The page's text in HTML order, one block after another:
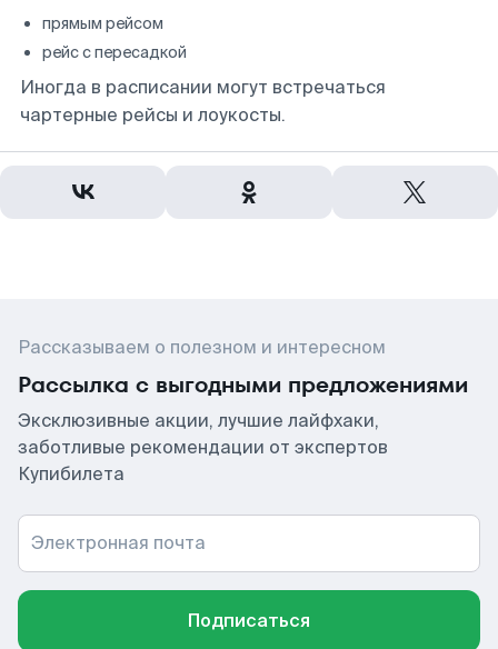
прямым рейсом
рейс с пересадкой
Иногда в расписании могут встречаться
чартерные рейсы и лоукосты.
Рассказываем о полезном и интересном
Рассылка с выгодными предложениями
Эксклюзивные акции, лучшие лайфхаки,
заботливые рекомендации от экспертов
Купибилета
Электронная почта
Подписаться